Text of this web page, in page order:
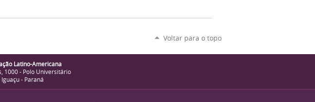
Voltar para o topo
Latino-Americana
1000 - Polo Universitário
- Paraná